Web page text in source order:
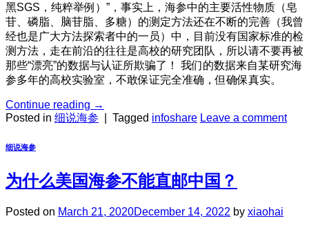
黑SGS，纯粹举例）”，事实上，海参中的主要活性物质（皂
苷、磷脂、脑苷脂、多糖）的测定方法还在不断的完善（我曾
经也是广大方法探索者中的一员）中，目前没有国家标准的检
测方法，走在前沿的往往是高校的研究团队，所以请不要再被
那些“漂亮”的数据与认证所欺骗了！ 我们的数据来自某研究海
参多年的高校实验室，不敢保证完全准确，但确保真实。
Continue reading →
Posted in 细说海参 Tagged infoshare Leave a comment
细说海参
为什么美国海参不能直邮中国？
Posted on March 21, 2020December 14, 2022 by xiaohai